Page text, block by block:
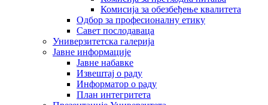
Комисија за обезбеђење квалитета
Одбор за професионалну етику
Савет послодаваца
Универзитетска галерија
Јавне информације
Јавне набавке
Извештај о раду
Информатор о раду
План интегритета